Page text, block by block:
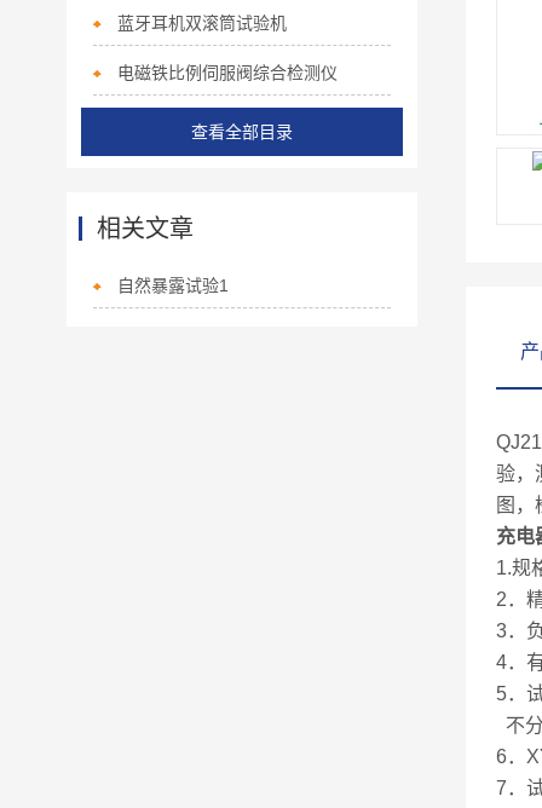
验，
图，
充电
1.规
2．
3．
4．
5．
不
6．
7．
蓝牙耳机双滚筒试验机
电磁铁比例伺服阀综合检测仪
查看全部目录
相关文章
自然暴露试验1